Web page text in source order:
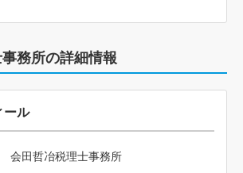
務所の詳細情報
ール
会田哲冶税理士事務所